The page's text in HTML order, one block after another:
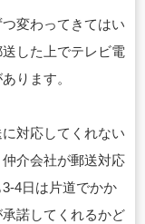
変わってきてはい
した上でテレビ電
ります。
対応してくれない
介会社が郵送対応
4日は片道でかか
諾してくれるかど